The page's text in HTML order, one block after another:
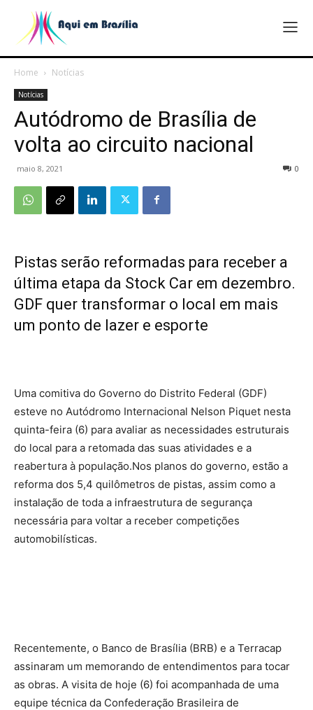
Home Notícias
Notícias
Autódromo de Brasília de
volta ao circuito nacional
maio 8, 2021 0
Pistas serão reformadas para receber a
última etapa da Stock Car em dezembro.
GDF quer transformar o local em mais
um ponto de lazer e esporte
Uma comitiva do Governo do Distrito Federal (GDF)
esteve no Autódromo Internacional Nelson Piquet nesta
quinta-feira (6) para avaliar as necessidades estruturais
do local para a retomada das suas atividades e a
reabertura à população.Nos planos do governo, estão a
reforma dos 5,4 quilômetros de pistas, assim como a
instalação de toda a infraestrutura de segurança
necessária para voltar a receber competições
automobilísticas.
Recentemente, o Banco de Brasília (BRB) e a Terracap
assinaram um memorando de entendimentos para tocar
as obras. A visita de hoje (6) foi acompanhada de uma
equipe técnica da Confederação Brasileira de